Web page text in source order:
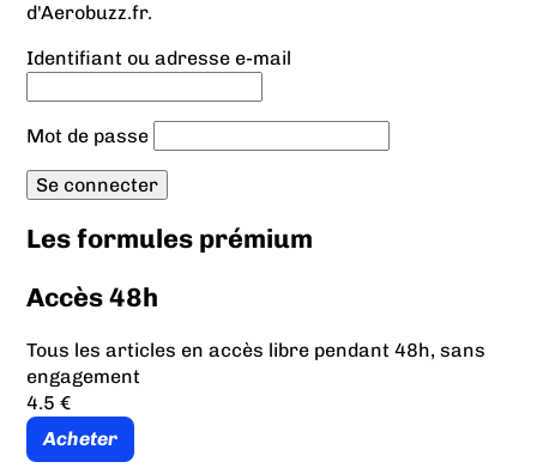
d'Aerobuzz.fr.
Identifiant ou adresse e-mail
Mot de passe
Les formules prémium
Accès 48h
Tous les articles en accès libre pendant 48h, sans
engagement
4.5 €
Acheter